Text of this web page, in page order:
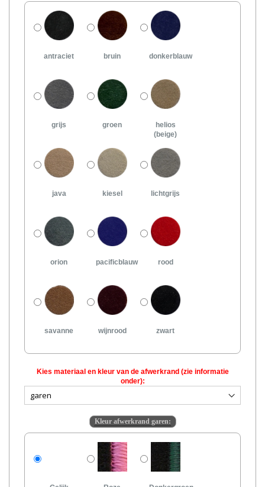
antraciet bruin donkerblauw
grijs groen
helios
(beige)
java kiesel lichtgrijs
orion pacificblauw rood
savanne wijnrood zwart
Kies materiaal en kleur van de afwerkrand (zie informatie
onder):
Kleur afwerkrand garen: